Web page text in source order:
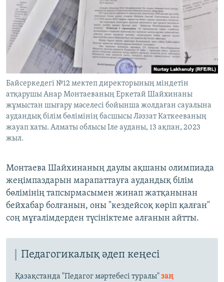
Байсеркедегі №12 мектеп директорының міндетін
атқарушы Анар Монтаеваның Еркетай Шайхинаны
жұмыстан шығару мәселесі бойынша жолдаған сауалына
аудандық білім бөлімінің басшысы Ләззат Каткееваның
жауап хаты. Алматы облысы Іле ауданы, 13 ақпан, 2023
жыл.
Монтаева Шайхинаның даулы ақшаны олимпиада
жеңімпаздарын марапаттауға аудандық білім
бөлімінің тапсырмасымен жинап жатқанынан
бейхабар болғанын, оны "кездейсоқ көріп қалған"
соң мұғалімдерден түсініктеме алғанын айтты.
Педагогикалық әдеп кеңесі
Қазақстанда "Педагог мәртебесі туралы"заң